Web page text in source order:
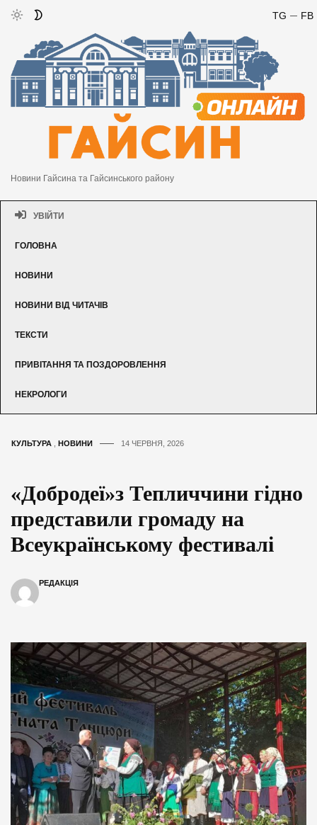
FB
TG
Новини Гайсина та Гайсинського району
УВІЙТИ
ГОЛОВНА
НОВИНИ
НОВИНИ ВІД ЧИТАЧІВ
ТЕКСТИ
ПРИВІТАННЯ ТА ПОЗДОРОВЛЕННЯ
НЕКРОЛОГИ
КУЛЬТУРА НОВИНИ 14 ЧЕРВНЯ, 2026
«Добродеї»з Тепличчини гідно
представили громаду на
Всеукраїнському фестивалі
РЕДАКЦІЯ